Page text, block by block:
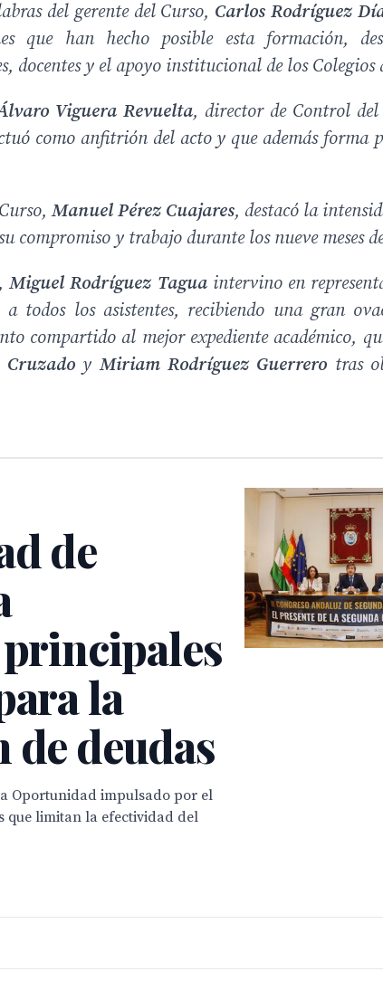
del gerente del Curso, Carlos Rodríguez
que han hecho posible esta formación,
docentes y el apoyo institucional de los Colegios
Viguera Revuelta, director de Control del
como anfitrión del acto y que además forma
Manuel Pérez Cuajares, destacó la
compromiso y trabajo durante los nueve meses
Miguel Rodríguez Taguaintervino en
a todos los asistentes, recibiendo una gran
compartido al mejor expediente académico,
yMiriam Rodríguez Guerrero tras
de
la
de deudas
Oportunidad impulsado por el
que limitan la efectividad del